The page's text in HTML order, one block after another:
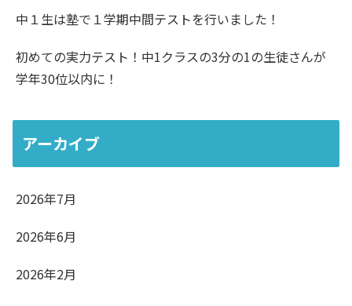
中１生は塾で１学期中間テストを行いました！
初めての実力テスト！中1クラスの3分の1の生徒さんが
学年30位以内に！
アーカイブ
2026年7月
2026年6月
2026年2月